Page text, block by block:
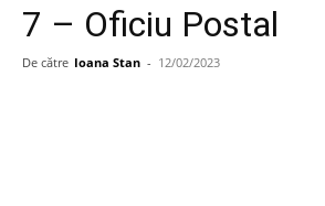
7 – Oficiu Postal
De către Ioana Stan - 12/02/2023